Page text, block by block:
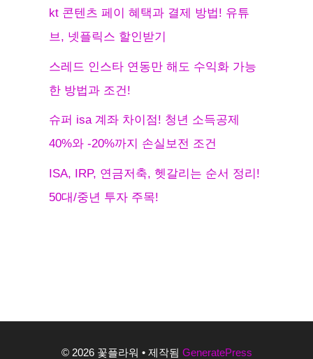
kt 콘텐츠 페이 혜택과 결제 방법! 유튜
브, 넷플릭스 할인받기
스레드 인스타 연동만 해도 수익화 가능
한 방법과 조건!
슈퍼 isa 계좌 차이점! 청년 소득공제
40%와 -20%까지 손실보전 조건
ISA, IRP, 연금저축, 헷갈리는 순서 정리!
50대/중년 투자 주목!
© 2026 꽃플라워 • 제작됨 GeneratePress